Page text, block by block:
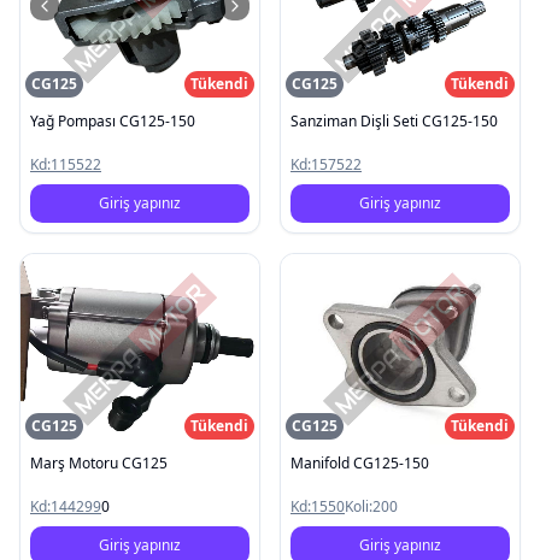
CG125
Tükendi
Yağ Pompası CG125-150
Kd:115522
Giriş yapınız
CG125
Tükendi
Sanziman Dişli Seti CG125-150
Kd:157522
Giriş yapınız
CG125
Tükendi
Marş Motoru CG125
Kd:1442990
Giriş yapınız
CG125
Tükendi
Manifold CG125-150
Kd:1550Koli:200
Giriş yapınız